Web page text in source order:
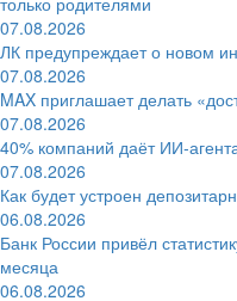
07.08.2026
ЛК предупреждает о новом
07.08.2026
MAX приглашает делать
07.08.2026
40% компаний даёт
07.08.2026
Как будет устроен
06.08.2026
Банк России привёл
месяца
06.08.2026